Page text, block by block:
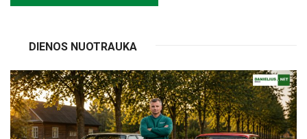
DIENOS NUOTRAUKA